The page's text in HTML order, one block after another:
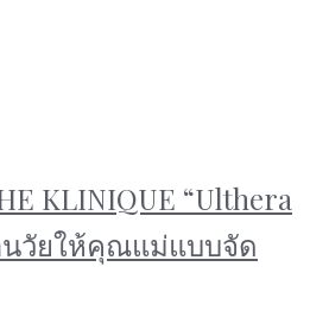
KLINIQUE “Ulthera
นวัยให้คุณแม่แบบจัด